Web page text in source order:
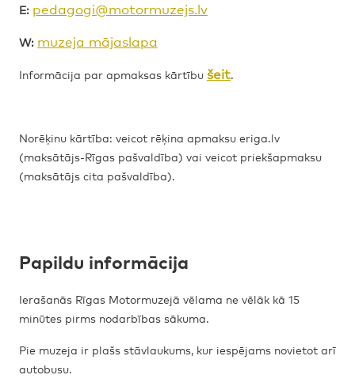
E: pedagogi@motormuzejs.lv
W: muzeja mājaslapa
Informācija par apmaksas kārtību šeit
Norēķinu kārtība: veicot rēķina apmaksu eriga.lv
(maksātājs-Rīgas pašvaldība) vai veicot priekšapmaksu
(maksātājs cita pašvaldība).
Papildu informācija
Ierašanās Rīgas Motormuzejā vēlama ne vēlāk kā 15
minūtes pirms nodarbības sākuma.
Pie muzeja ir plašs stāvlaukums, kur iespējams novietot arī
autobusu.